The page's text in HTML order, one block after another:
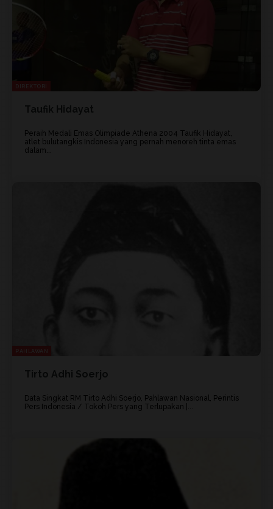
DIREKTORI
Taufik Hidayat
Peraih Medali Emas Olimpiade Athena 2004 Taufik Hidayat,
atlet bulutangkis Indonesia yang pernah menoreh tinta emas
dalam...
PAHLAWAN
Tirto Adhi Soerjo
Data Singkat RM Tirto Adhi Soerjo, Pahlawan Nasional, Perintis
Pers Indonesia / Tokoh Pers yang Terlupakan |...